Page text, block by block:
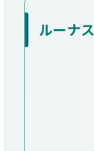
ルーナス